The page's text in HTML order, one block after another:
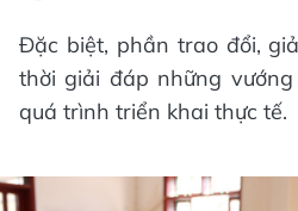
Đặc biệt, phần trao đổi,
thời giải đáp những
quá trình triển khai thực tế.